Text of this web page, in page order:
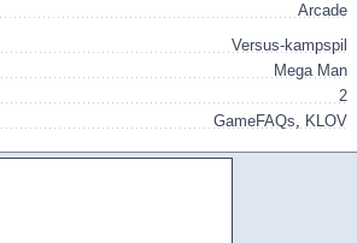
Arcade
Versus-kampspil
Mega Man
2
GameFAQs, KLOV